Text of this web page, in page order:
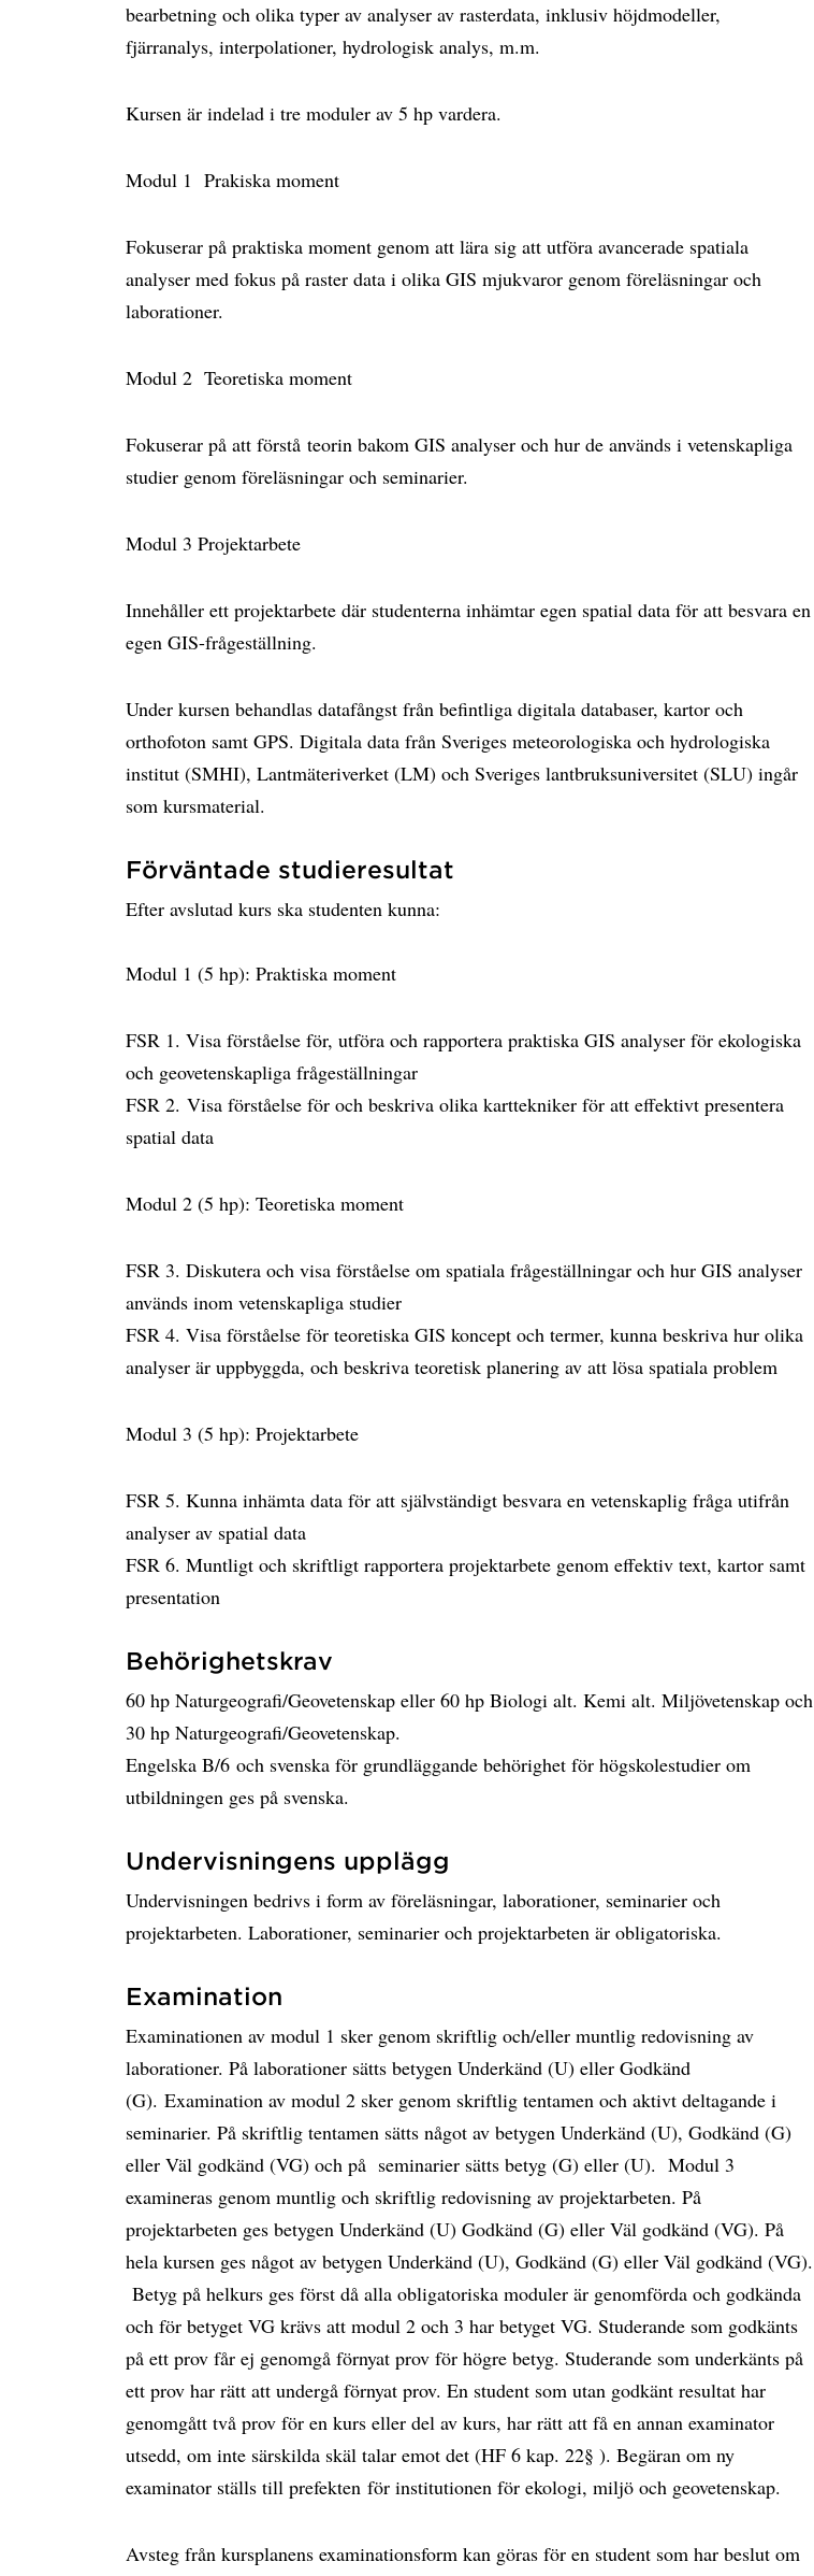
bearbetning och olika typer av analyser av rasterdata, inklusiv höjdmodeller,
fjärranalys, interpolationer, hydrologisk analys, m.m.
Kursen är indelad i tre moduler av 5 hp vardera.
Modul 1 Prakiska moment
Fokuserar på praktiska moment genom att lära sig att utföra avancerade spatiala
analyser med fokus på raster data i olika GIS mjukvaror genom föreläsningar och
laborationer.
Modul 2 Teoretiska moment
Fokuserar på att förstå teorin bakom GIS analyser och hur de används i vetenskapliga
studier genom föreläsningar och seminarier.
Modul 3 Projektarbete
Innehåller ett projektarbete där studenterna inhämtar egen spatial data för att besvara en
egen GIS-frågeställning.
Under kursen behandlas datafångst från befintliga digitala databaser, kartor och
orthofoton samt GPS. Digitala data från Sveriges meteorologiska och hydrologiska
institut (SMHI), Lantmäteriverket (LM) och Sveriges lantbruksuniversitet (SLU) ingår
som kursmaterial.
Förväntade studieresultat
Efter avslutad kurs ska studenten kunna:
Modul 1 (5 hp): Praktiska moment
FSR 1. Visa förståelse för, utföra och rapportera praktiska GIS analyser för ekologiska
och geovetenskapliga frågeställningar
FSR 2. Visa förståelse för och beskriva olika karttekniker för att effektivt presentera
spatial data
Modul 2 (5 hp): Teoretiska moment
FSR 3. Diskutera och visa förståelse om spatiala frågeställningar och hur GIS analyser
används inom vetenskapliga studier
FSR 4. Visa förståelse för teoretiska GIS koncept och termer, kunna beskriva hur olika
analyser är uppbyggda, och beskriva teoretisk planering av att lösa spatiala problem
Modul 3 (5 hp): Projektarbete
FSR 5. Kunna inhämta data för att självständigt besvara en vetenskaplig fråga utifrån
analyser av spatial data
FSR 6. Muntligt och skriftligt rapportera projektarbete genom effektiv text, kartor samt
presentation
Behörighetskrav
60 hp Naturgeografi/Geovetenskap eller 60 hp Biologi alt. Kemi alt. Miljövetenskap och
30 hp Naturgeografi/Geovetenskap.
Engelska B/6 och svenska för grundläggande behörighet för högskolestudier om
utbildningen ges på svenska.
Undervisningens upplägg
Undervisningen bedrivs i form av föreläsningar, laborationer, seminarier och
projektarbeten. Laborationer, seminarier och projektarbeten är obligatoriska.
Examination
Examinationen av modul 1 sker genom skriftlig och/eller muntlig redovisning av
laborationer. På laborationer sätts betygen Underkänd (U) eller Godkänd
(G). Examination av modul 2 sker genom skriftlig tentamen och aktivt deltagande i
seminarier. På skriftlig tentamen sätts något av betygen Underkänd (U), Godkänd (G)
eller Väl godkänd (VG) och på seminarier sätts betyg (G) eller (U). Modul 3
examineras genom muntlig och skriftlig redovisning av projektarbeten. På
projektarbeten ges betygen Underkänd (U) Godkänd (G) eller Väl godkänd (VG). På
hela kursen ges något av betygen Underkänd (U), Godkänd (G) eller Väl godkänd (VG).
Betyg på helkurs ges först då alla obligatoriska moduler är genomförda och godkända
och för betyget VG krävs att modul 2 och 3 har betyget VG. Studerande som godkänts
på ett prov får ej genomgå förnyat prov för högre betyg. Studerande som underkänts på
ett prov har rätt att undergå förnyat prov. En student som utan godkänt resultat har
genomgått två prov för en kurs eller del av kurs, har rätt att få en annan examinator
utsedd, om inte särskilda skäl talar emot det (HF 6 kap. 22§ ). Begäran om ny
examinator ställs till prefekten för institutionen för ekologi, miljö och geovetenskap.
Avsteg från kursplanens examinationsform kan göras för en student som har beslut om